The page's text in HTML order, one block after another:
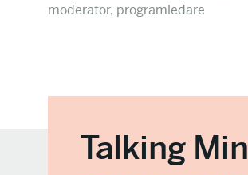
moderator, programledare
Talking